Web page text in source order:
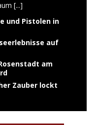
[...]
und Pistolen in
auf
am
Zauber lockt